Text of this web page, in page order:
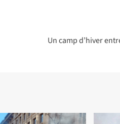
Un camp d’hiver